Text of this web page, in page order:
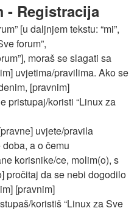
- Registracija
[u daljnjem tekstu: “mi”,
forum”,
moraš se slagati sa
uvjetima/pravilima. Ako se
[pravnim]
pristupaj/koristi “Linux za
uvjete/pravila
a o čemu
korisnike/ce, molim(o), s
pročitaj da se nebi dogodilo
[pravnim]
koristiš “Linux za Sve